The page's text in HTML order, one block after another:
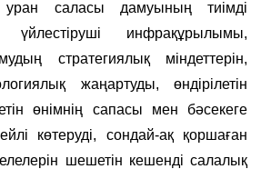
уран саласы дамуының тиімді
инфрақұрылымы,
стратегиялық міндеттерін,
жаңартуды, өндірілетін
өнімнің сапасы мен бәсекеге
көтеруді, сондай-ақ қоршаған
шешетін кешенді салалық